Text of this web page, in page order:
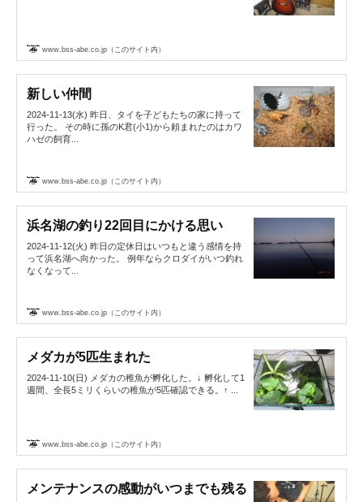
www.bss-abe.co.jp（このサイト内）
新しい仲間
2024-11-13(水) 昨日、タイを子どもたちの家に持って
行った。 その時に孫のK君(小1)から頼まれたのはカワ
ハゼの飼育...
www.bss-abe.co.jp（このサイト内）
浜名湖の釣り22回目にかける思い
2024-11-12(火) 昨日の定休日はいつもと違う感情を持
って浜名湖へ向かった。 例年ならクロダイがいつ釣れ
なくなって...
www.bss-abe.co.jp（このサイト内）
メダカが5匹生まれた
2024-11-10(日) メダカの稚魚が孵化した。↓ 孵化して1
週間、全長5ミリくらいの稚魚が5匹確認できる。↑ ...
www.bss-abe.co.jp（このサイト内）
メンテナンスの感動がいつまでも残る